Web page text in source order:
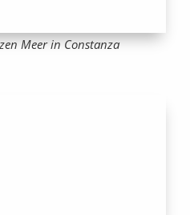
Meer in Constanza